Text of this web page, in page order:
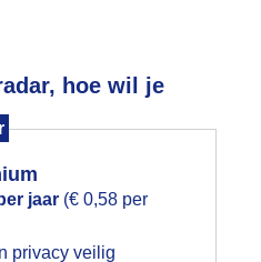
hoe wil je
jaar (€ 0,58 per
privacy veilig
meer.
Weerzine
gebruiken voor